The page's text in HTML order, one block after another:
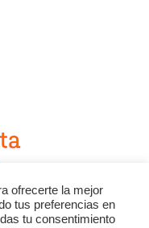
ofrecerte la mejor
tus preferencias en
tu consentimiento